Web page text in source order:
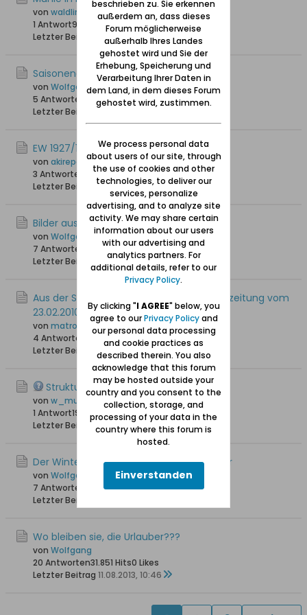
von waldling +6.8.2023
1 Antwort9.057 Hits0 Likes
Letzter Beitrag
17.06.2020, 13:15
Saisonende am Frischen Haff
von Wolfgang
5 Antworten
22.646 Hits0 Likes
Letzter Beitrag
23.10.2017, 09:39
EW 1927/1928 Bodenwinkel
von akirepaul
3 Antworten
29.332 Hits0 Likes
Letzter Beitrag
21.04.2016, 14:47
Bilder aus Bodenwinkel
von Wolfgang
7 Antworten
27.220 Hits0 Likes
Letzter Beitrag
09.05.2014, 14:47
Aus der Schleswig-Holsteinischen Landeszeitung vom
23.02.2010
von matroe
4 Antworten
22.676 Hits
0 Likes
Letzter Beitrag
09.04.2014, 01:10
Struktur des Lebens um 1900
von w_mueller
1 Antwort19.611 Hits0 Likes
Letzter Beitrag 05.03.2014, 20:26
Der Winterhafen der Bodenwinkler Fischer
von Wolfgang
7 Antworten
25.878 Hits0 Likes
Letzter Beitrag
Wo bleiben sie, die Urlauber???
von Wolfgang
20 Antworten31.851 Hits0 Likes
Letzter Beitrag 11.08.2013, 10:46
beschrieben zu. Sie erkennen
außerdem an, dass dieses
Forum möglicherweise
außerhalb Ihres Landes
gehostet wird und Sie der
Erhebung, Speicherung und
Verarbeitung Ihrer Daten in
dem Land, in dem dieses Forum
gehostet wird, zustimmen.
We process personal data
about users of our site, through
the use of cookies and other
technologies, to deliver our
services, personalize
advertising, and to analyze site
activity. We may share certain
information about our users
with our advertising and
analytics partners. For
additional details, refer to our
Privacy Policy.
By clicking "I AGREE" below, you
agree to ourPrivacy Policyand
our personal data processing
and cookie practices as
described therein. You also
acknowledge that this forum
may be hosted outside your
country and you consent to the
collection, storage, and
processing of your data in the
country where this forum is
hosted.
Einverstanden